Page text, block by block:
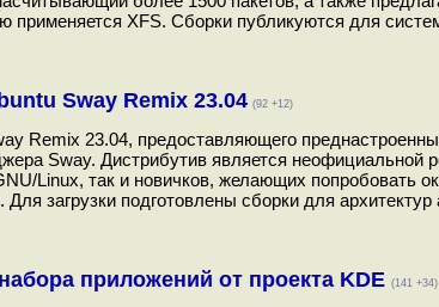
применяется XFS. Сборки публикуются для
Sway Remix 23.04 (92 +12)
Remix 23.04, предоставляющего
Sway. Дистрибутив является неофициальной
Linux, так и новичков, желающих попробовать
загрузки подготовлены сборки для
приложений от проекта KDE (141 +34)